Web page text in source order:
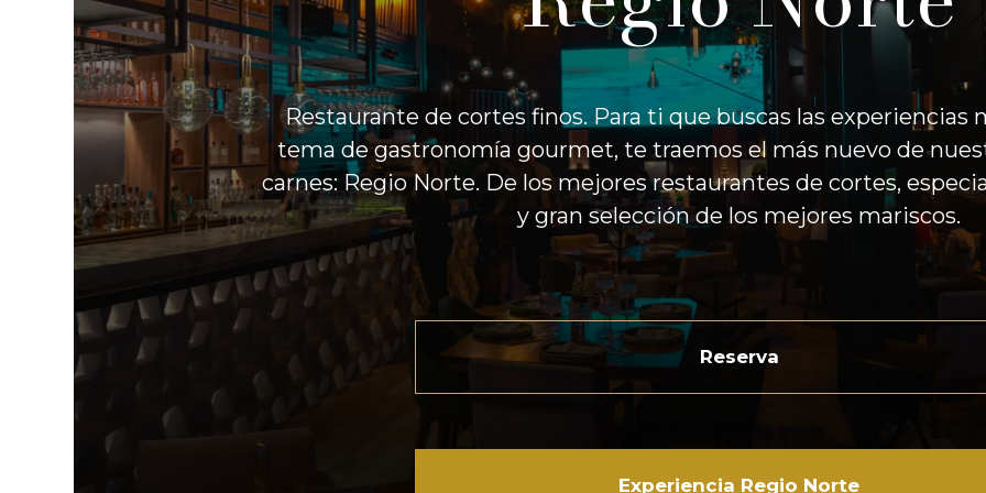
Restaurante de cortes finos. Para ti que buscas las experiencias
tema de gastronomía gourmet, te traemos el más nuevo de
carnes: Regio Norte. De los mejores restaurantes de cortes,
y gran selección de los mejores mariscos.
Reserva
Experiencia Regio Norte